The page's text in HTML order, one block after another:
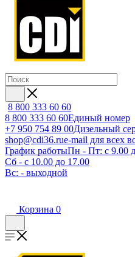
8 800 333 60 60
8 800 333 60 60Единый номер
+7 950 754 89 00Дизельный
shop@cdi36.rue-mail для всех
График работыПн - Пт: с 9.00
Сб - с 10.00 до 17.00
Вс: - выходной
Корзина 0